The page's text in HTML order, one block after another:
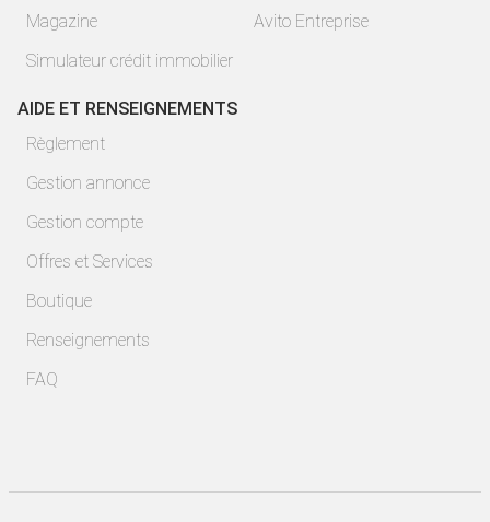
Magazine
Simulateur crédit immobilier
Avito Entreprise
AIDE ET RENSEIGNEMENTS
Règlement
Gestion annonce
Gestion compte
Offres et Services
Boutique
Renseignements
FAQ